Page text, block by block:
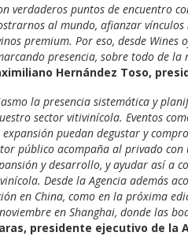
verdaderos puntos de encuentro
al mundo, afianzar
premium. Por eso, desde
presencia, sobre todo de la
Hernández Toso,
la presencia sistemática y
sector vitivinícola. Eventos
puedan degustar y
público acompaña al privado
y desarrollo, y ayudar así a
Desde la Agencia además
en China, como en la próxima
en Shanghai, donde las
presidente ejecutivo de la